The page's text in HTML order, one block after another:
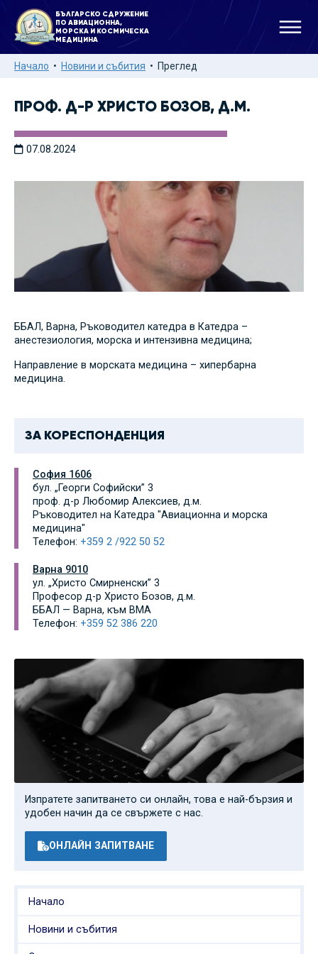
БЪЛГАРСКО СДРУЖЕНИЕ
ПО АВИАЦИОННА,
МОРСКА И КОСМИЧЕСКА
МЕДИЦИНА
Начало Новини и събития Преглед
ПРОФ. Д-Р ХРИСТО БОЗОВ, Д.М.
07.08.2024
ББАЛ, Варна, Ръководител катедра в Катедра –
анестезиология, морска и интензивна медицина;
Направление в морската медицина – хипербарна
медицина.
ЗА КОРЕСПОНДЕНЦИЯ
София 1606
бул. „Георги Софийски” 3
проф. д-р Любомир Алексиев, д.м.
Ръководител на Катедра "Авиационна и морска
медицина"
Телефон: +359 2 /922 50 52
Варна 9010
ул. „Христо Смирненски” 3
Професор д-р Христо Бозов, д.м.
ББАЛ — Варна, към ВМA
Телефон: +359 52 386 220
Изпратете запитването си онлайн, това е най-бързия и
удобен начин да се свържете с нас.
ОНЛАЙН ЗАПИТВАНЕ
Начало
Новини и събития